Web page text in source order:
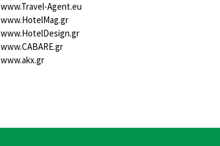
www.Travel-Agent.eu
www.HotelMag.gr
www.HotelDesign.gr
www.CABARE.gr
www.akx.gr